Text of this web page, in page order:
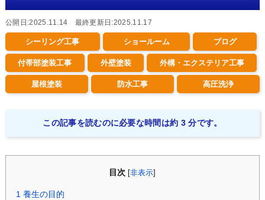
公開日:2025.11.14 最終更新日:2025.11.17
シーリング工事 ショールーム ブログ
付帯部塗装工事 外壁塗装 外構・エクステリア工事
屋根塗装 防水工事 高圧洗浄
この記事を読むのに必要な時間は約 3 分です。
目次 [非表示
1 養生の目的